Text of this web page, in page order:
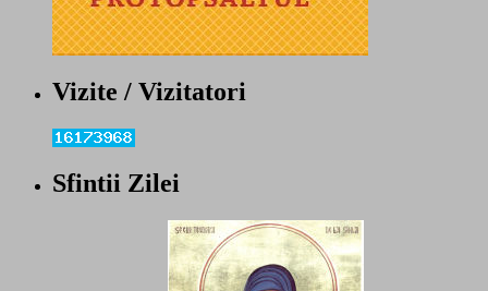
Vizite / Vizitatori
Sfintii Zilei